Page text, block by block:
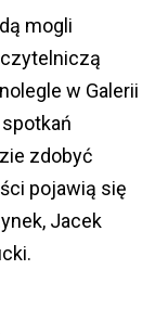
mogli
w Galerii
zdobyć
pojawią się
Jacek